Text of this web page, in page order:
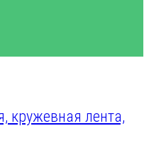
кружевная лента,